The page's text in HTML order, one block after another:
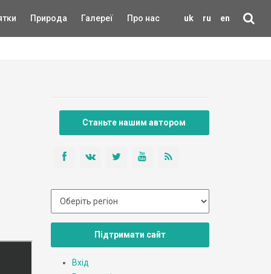
uk ru en
Природа Галереї Про нас
Станьте нашим автором
Підтримати сайт
Вхід